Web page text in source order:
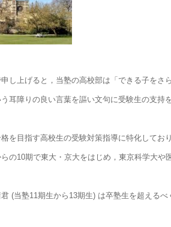
し上げると，当塾の高校部は「できる子をさ
耳障りの良い言葉を謳い文句に受験生の支持
を目指す高校生の受験対策指導に特化してお
の10期で東大・京大をはじめ，東京科学大や
(当塾11期生から13期生) は卒塾生を超える